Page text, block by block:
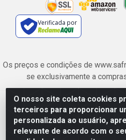
O nosso site coleta cookies
terceiros para proporcionar
personalizada ao usuário,
relevante de acordo com o
Verificada por
Os preços e condições de
se exclusivamente a
Safra Agrícola e Pecuária LTDA -
Esplanada dos Anicuns, Goiânia/GO
06.315.490/